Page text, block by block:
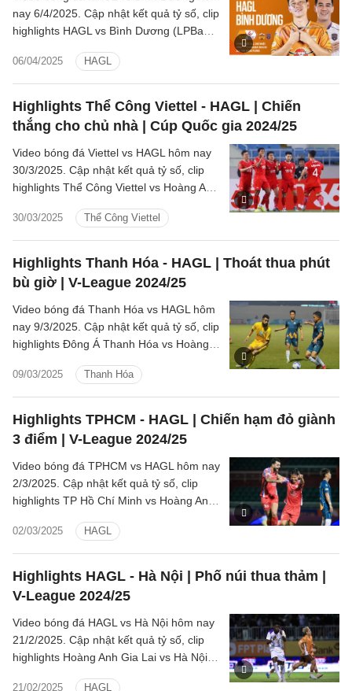
06/04/2025 HAGL
nay 6/4/2025. Cập nhật kết quả tỷ số, clip
highlights HAGL vs Bình Dương (LPBank
Highlights Thể Công Viettel - HAGL | Chiến
thắng cho chủ nhà | Cúp Quốc gia 2024/25
30/03/2025 Thể Công Viettel
Video bóng đá Viettel vs HAGL hôm nay
30/3/2025. Cập nhật kết quả tỷ số, clip
highlights Thể Công Viettel vs Hoàng Anh
Highlights Thanh Hóa - HAGL | Thoát thua phút
bù giờ | V-League 2024/25
09/03/2025 Thanh Hóa
Video bóng đá Thanh Hóa vs HAGL hôm
nay 9/3/2025. Cập nhật kết quả tỷ số, clip
highlights Đông Á Thanh Hóa vs Hoàng
2024/25).
Highlights TPHCM - HAGL | Chiến hạm đỏ giành
3 điểm | V-League 2024/25
02/03/2025 HAGL
Video bóng đá TPHCM vs HAGL hôm nay
2/3/2025. Cập nhật kết quả tỷ số, clip
highlights TP Hồ Chí Minh vs Hoàng Anh
Highlights HAGL - Hà Nội | Phố núi thua thảm |
V-League 2024/25
21/02/2025 HAGL
Video bóng đá HAGL vs Hà Nội hôm nay
21/2/2025. Cập nhật kết quả tỷ số, clip
highlights Hoàng Anh Gia Lai vs Hà Nội